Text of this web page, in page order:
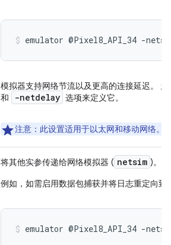
emulator @Pixel8_API_34 -
模拟器支持网络节流以及更高的连接延迟。
和
-netdelay 选项来定义它。
注意 ：此设置适用于以太网和移动网络。
将其他实参传递给网络模拟器 ( netsim )。
例如，如需启用数据包捕获并将日志重定向
emulator @Pixel8_API_34 -